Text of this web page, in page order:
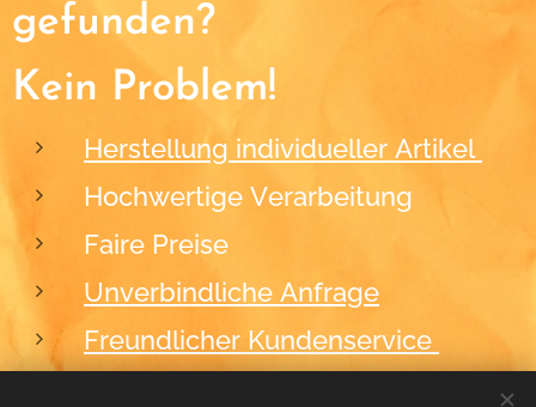
gefunden?
Kein Problem!
Herstellung individueller Artikel
Hochwertige Verarbeitung
Faire Preise
Unverbindliche Anfrage
Freundlicher Kundenservice